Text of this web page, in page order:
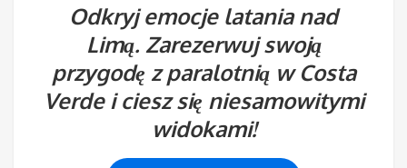
Odkryj emocje latania nad
Limą. Zarezerwuj swoją
przygodę z paralotnią w Costa
Verde i ciesz się niesamowitymi
widokami!